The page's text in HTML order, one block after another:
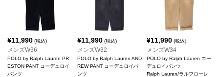
¥11,990 (税込)
メンズW36
POLO by Ralph Lauren PR
ESTON PANT コーデュロイ
パンツ
¥11,990(税込)
メンズW32
POLO by Ralph Lauren AND
REW PANT コーデュロイパ
ンツ
¥11,990 (税込)
メンズW34
POLO by Ralph Lauren コー
デュロイパンツ
Ralph Lauren/ラルフローレ